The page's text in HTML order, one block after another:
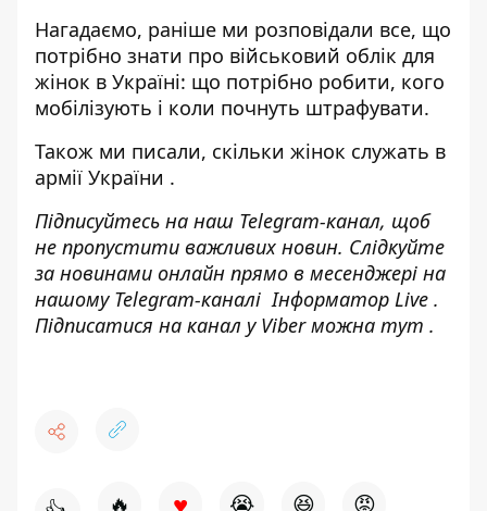
Нагадаємо, раніше ми розповідали все, що
потрібно знати про військовий облік для
жінок в Україні: що потрібно робити, кого
мобілізують і коли почнуть штрафувати.
Також ми писали, скільки жінок служать в
армії України .
Підписуйтесь на наш Telegram-канал, щоб
не пропустити важливих новин. Слідкуйте
за новинами онлайн прямо в месенджері на
нашому Telegram-каналіІнформатор Live .
Підписатися на канал у Viber можна тут .
🔥 😭 😆 😡